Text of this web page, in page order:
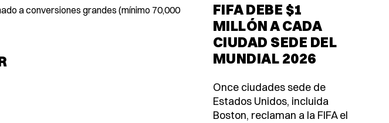
a conversiones grandes (mínimo 70,000
FIFA DEBE $1
MILLÓN A CADA
CIUDAD SEDE DEL
MUNDIAL 2026
Once ciudades sede de
Estados Unidos, incluida
Boston, reclaman a la FIFA el